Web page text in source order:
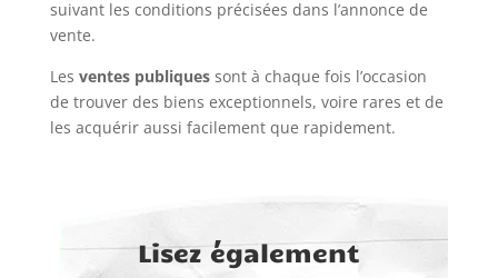
suivant les conditions précisées dans l’annonce de
vente.
Les ventes publiquessont à chaque fois l’occasion
de trouver des biens exceptionnels, voire rares et de
les acquérir aussi facilement que rapidement.
Lisez également